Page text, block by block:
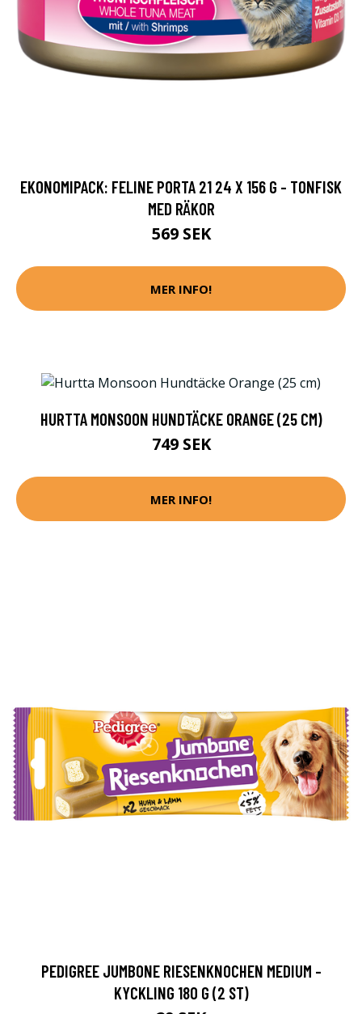
EKONOMIPACK: FELINE PORTA 21 24 X 156 G - TONFISK
MED RÄKOR
569 SEK
MER INFO!
HURTTA MONSOON HUNDTÄCKE ORANGE (25 CM)
749 SEK
MER INFO!
PEDIGREE JUMBONE RIESENKNOCHEN MEDIUM -
KYCKLING 180 G (2 ST)